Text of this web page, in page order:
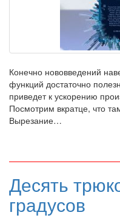
Конечно нововведений
функций достаточно
приведет к ускорению
Посмотрим вкратце, что
Вырезание…
Десять
градусов